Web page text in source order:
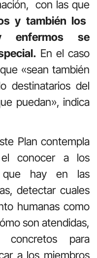
con las que
y también los
enfermos se
En el caso
«sean también
destinatarios del
puedan», indica
Plan contempla
el conocer a los
que hay en las
detectar cuales
humanas como
son atendidas,
concretos para
a los miembros